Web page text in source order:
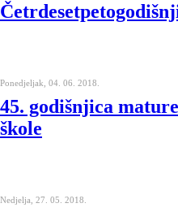
Ponedjeljak, 04. 06. 2018.
45. godišnjica
škole
Nedjelja, 27. 05. 2018.